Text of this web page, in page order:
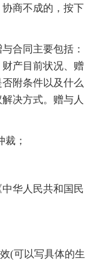
商不成的，按下
合同主要包括：
产目前状况、赠
附条件以及什么
决方式。赠与人
；
华人民共和国民
(可以写具体的生